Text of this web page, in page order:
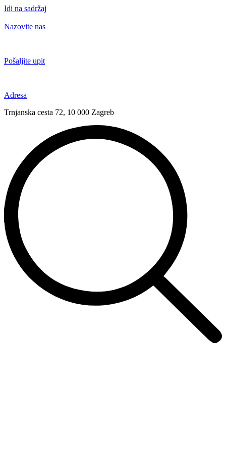
Idi na sadržaj
Nazovite nas
Pošaljite upit
Adresa
Trnjanska cesta 72, 10 000 Zagreb